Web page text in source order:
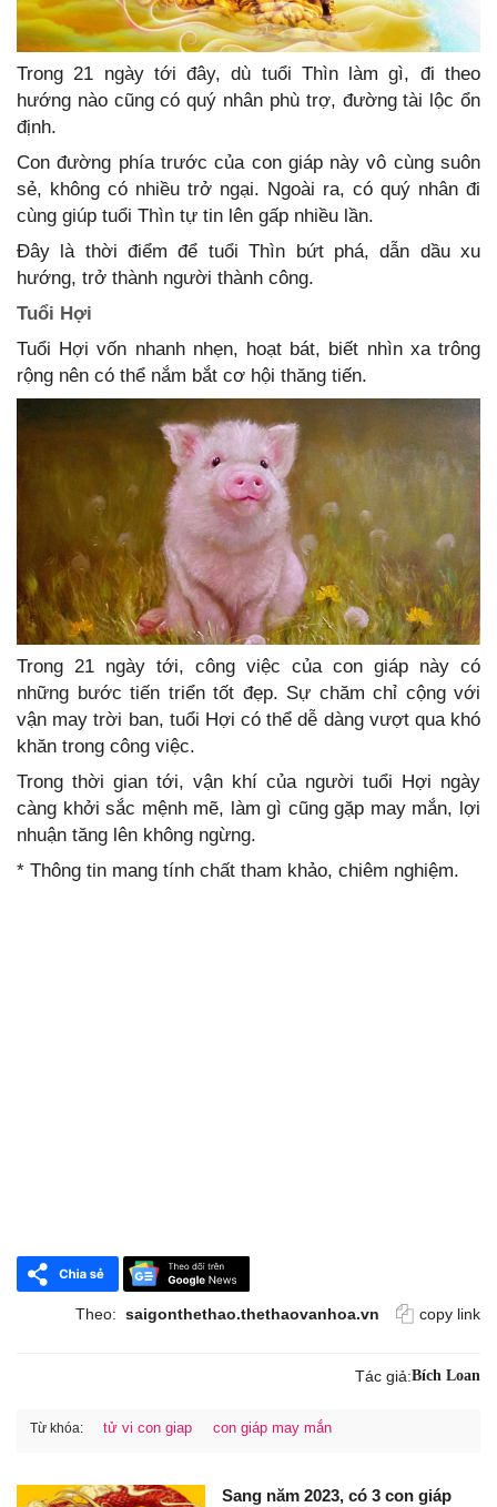
Trong 21 ngày tới đây, dù tuổi Thìn làm gì, đi theo
hướng nào cũng có quý nhân phù trợ, đường tài lộc ổn
định.
Con đường phía trước của con giáp này vô cùng suôn
sẻ, không có nhiều trở ngại. Ngoài ra, có quý nhân đi
cùng giúp tuổi Thìn tự tin lên gấp nhiều lần.
Đây là thời điểm để tuổi Thìn bứt phá, dẫn dầu xu
hướng, trở thành người thành công.
Tuổi Hợi
Tuổi Hợi vốn nhanh nhẹn, hoạt bát, biết nhìn xa trông
rộng nên có thể nắm bắt cơ hội thăng tiến.
Trong 21 ngày tới, công việc của con giáp này có
những bước tiến triển tốt đẹp. Sự chăm chỉ cộng với
vận may trời ban, tuổi Hợi có thể dễ dàng vượt qua khó
khăn trong công việc.
Trong thời gian tới, vận khí của người tuổi Hợi ngày
càng khởi sắc mệnh mẽ, làm gì cũng gặp may mắn, lợi
nhuận tăng lên không ngừng.
* Thông tin mang tính chất tham khảo, chiêm nghiệm.
Theo: saigonthethao.thethaovanhoa.vn copy link
Tác giả:Bích Loan
Từ khóa: tử vi con giap con giáp may mắn
Sang năm 2023, có 3 con giáp